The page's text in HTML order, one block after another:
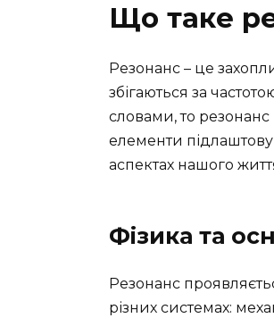
Що таке
Резонанс – це
збігаються за
словами, то резонанс
елементи
аспектах нашого
Фізика та
Резонанс
різних системах: